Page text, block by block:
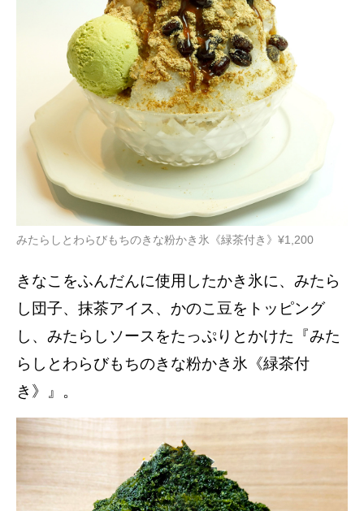
みたらしとわらびもちのきな粉かき氷《緑茶付き》¥1,200
きなこをふんだんに使用したかき氷に、みたら
し団子、抹茶アイス、かのこ豆をトッピング
し、みたらしソースをたっぷりとかけた『みた
らしとわらびもちのきな粉かき氷《緑茶付
き》』。